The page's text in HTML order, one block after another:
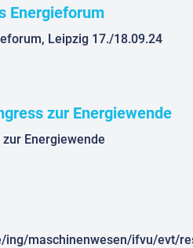
Energieforum
Leipzig 17./18.09.24
zur Energiewende
Energiewende